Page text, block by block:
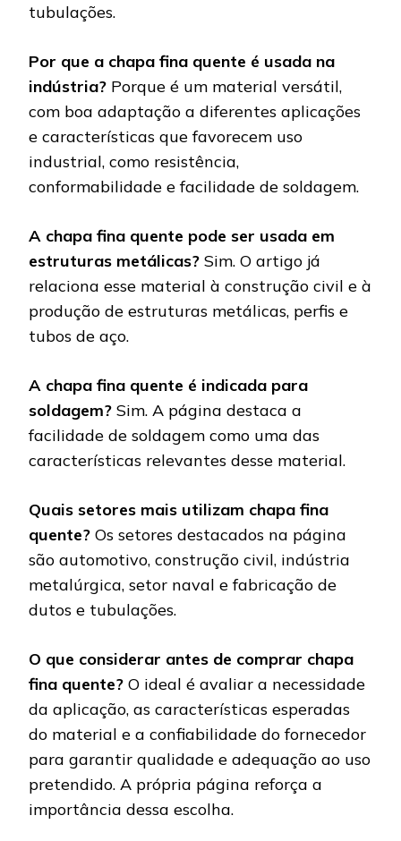
tubulações.
Por que a chapa fina quente é usada na
indústria? Porque é um material versátil,
com boa adaptação a diferentes aplicações
e características que favorecem uso
industrial, como resistência,
conformabilidade e facilidade de soldagem.
A chapa fina quente pode ser usada em
estruturas metálicas? Sim. O artigo já
relaciona esse material à construção civil e à
produção de estruturas metálicas, perfis e
tubos de aço.
A chapa fina quente é indicada para
soldagem? Sim. A página destaca a
facilidade de soldagem como uma das
características relevantes desse material.
Quais setores mais utilizam chapa fina
quente? Os setores destacados na página
são automotivo, construção civil, indústria
metalúrgica, setor naval e fabricação de
dutos e tubulações.
O que considerar antes de comprar chapa
fina quente? O ideal é avaliar a necessidade
da aplicação, as características esperadas
do material e a confiabilidade do fornecedor
para garantir qualidade e adequação ao uso
pretendido. A própria página reforça a
importância dessa escolha.